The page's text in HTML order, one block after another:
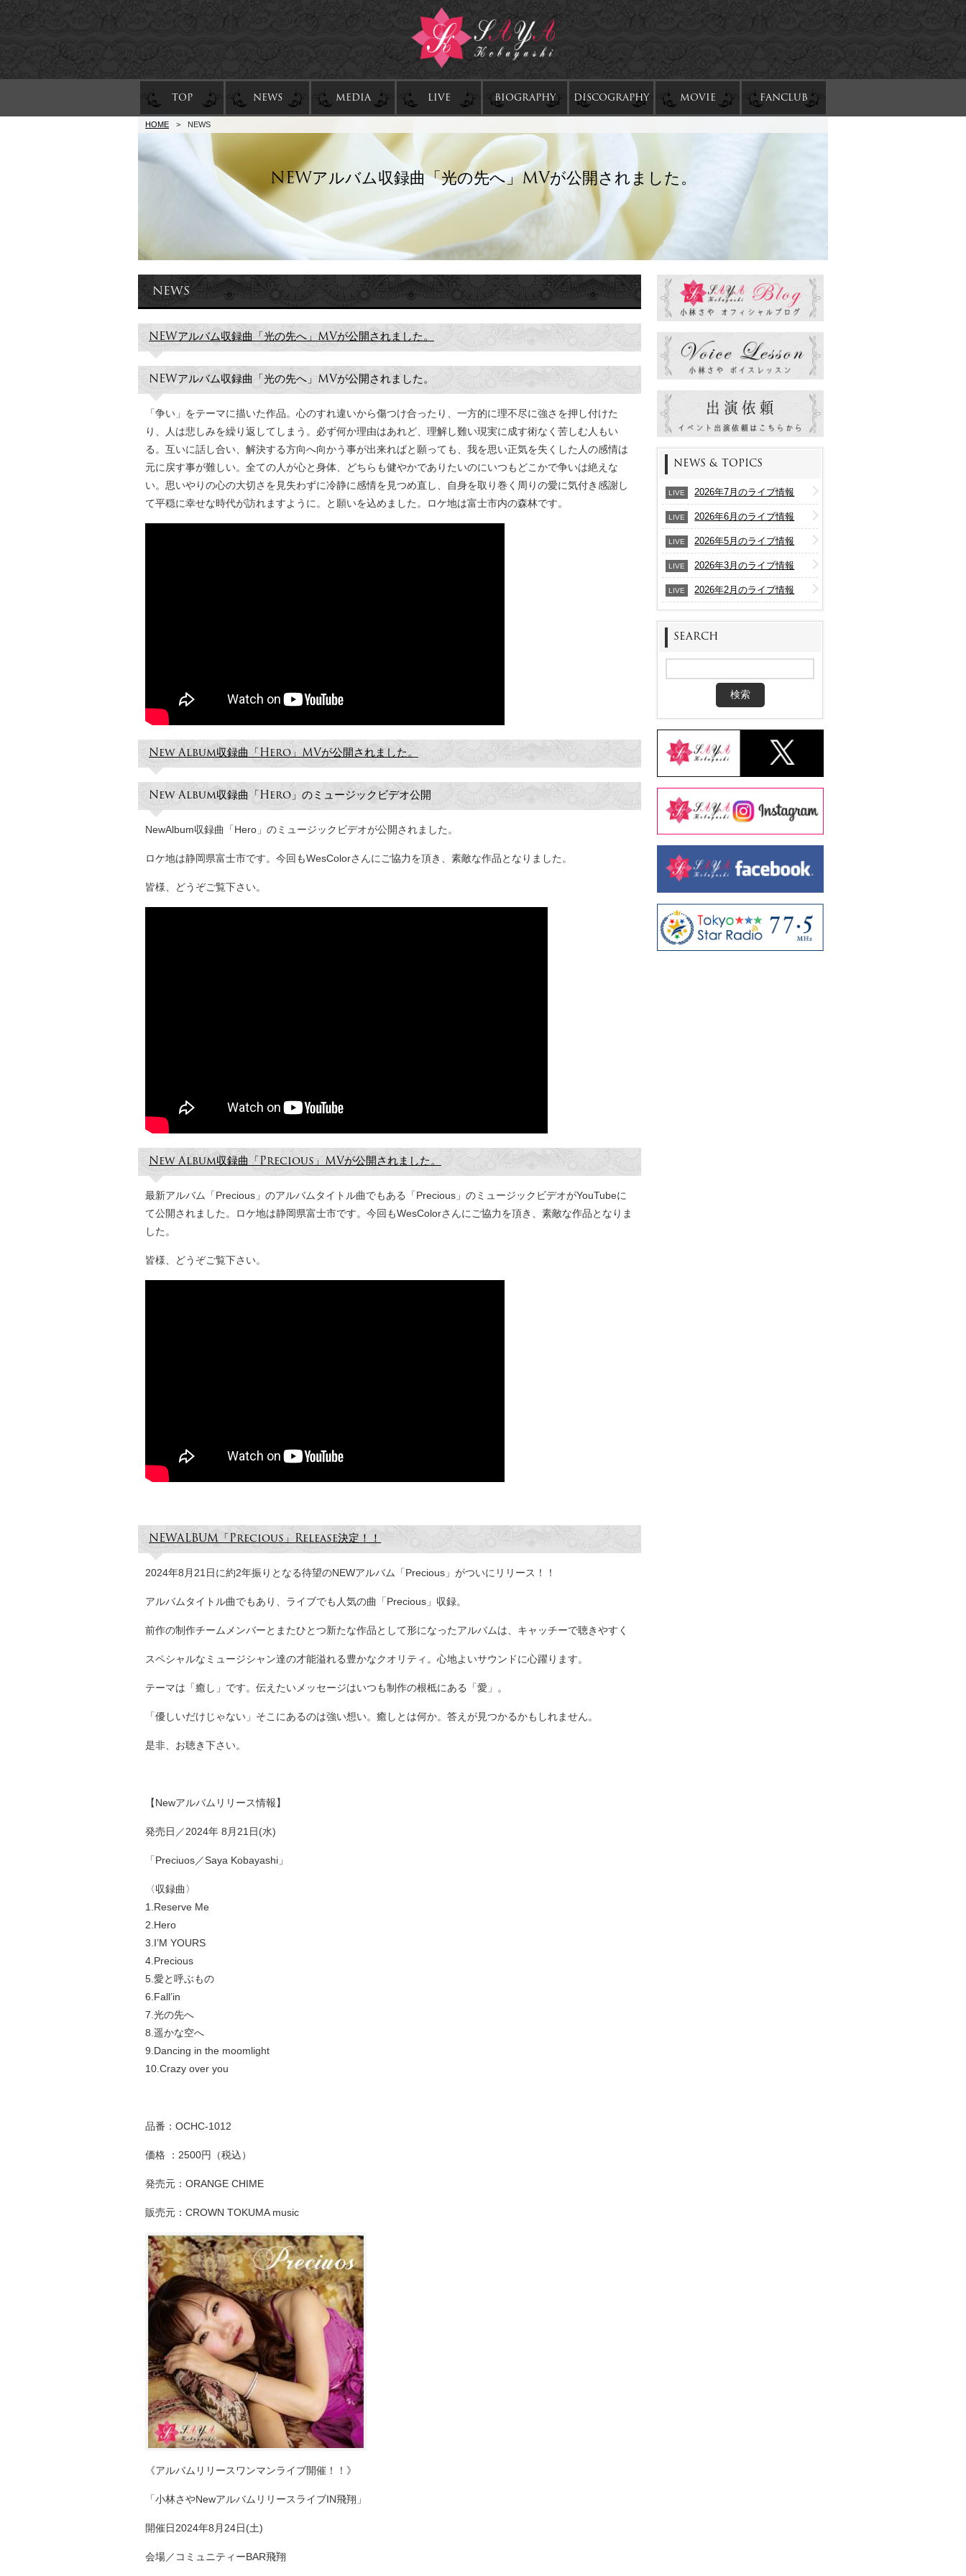
TOP NEWS MEDIA LIVE BIOGRAPHY DISCOGRAPHY MOVIE FANCLUB
HOME > NEWS
NEWアルバム収録曲「光の先へ」MVが公開されました。
NEWS
NEWアルバム収録曲「光の先へ」MVが公開されました。
NEWアルバム収録曲「光の先へ」MVが公開されました。
「争い」をテーマに描いた作品。心のすれ違いから傷つけ合ったり、一方的に理不尽に強さを押し付けた
り、人は悲しみを繰り返してしまう。必ず何か理由はあれど、理解し難い現実に成す術なく苦しむ人もい
る。互いに話し合い、解決する方向へ向かう事が出来ればと願っても、我を思い正気を失くした人の感情は
元に戻す事が難しい。全ての人が心と身体、どちらも健やかでありたいのにいつもどこかで争いは絶えな
い。思いやりの心の大切さを見失わずに冷静に感情を見つめ直し、自身を取り巻く周りの愛に気付き感謝し
て平穏に幸せな時代が訪れますように。と願いを込めました。ロケ地は富士市内の森林です。
New Album収録曲「Hero」MVが公開されました。
New Album収録曲「Hero」のミュージックビデオ公開
NewAlbum収録曲「Hero」のミュージックビデオが公開されました。
ロケ地は静岡県富士市です。今回もWesColorさんにご協力を頂き、素敵な作品となりました。
皆様、どうぞご覧下さい。
New Album収録曲「Precious」MVが公開されました。
最新アルバム「Precious」のアルバムタイトル曲でもある「Precious」のミュージックビデオがYouTubeに
て公開されました。ロケ地は静岡県富士市です。今回もWesColorさんにご協力を頂き、素敵な作品となりま
した。
皆様、どうぞご覧下さい。
NEWALBUM「Precious」Release決定！！
2024年8月21日に約2年振りとなる待望のNEWアルバム「Precious」がついにリリース！！
アルバムタイトル曲でもあり、ライブでも人気の曲「Precious」収録。
前作の制作チームメンバーとまたひとつ新たな作品として形になったアルバムは、キャッチーで聴きやすく
スペシャルなミュージシャン達の才能溢れる豊かなクオリティ。心地よいサウンドに心躍ります。
テーマは「癒し」です。伝えたいメッセージはいつも制作の根柢にある「愛」。
「優しいだけじゃない」そこにあるのは強い想い。癒しとは何か。答えが見つかるかもしれません。
是非、お聴き下さい。
【Newアルバムリリース情報】
発売日／2024年 8月21日(水)
「Preciuos／Saya Kobayashi」
〈収録曲〉
1.Reserve Me
2.Hero
3.I’M YOURS
4.Precious
5.愛と呼ぶもの
6.Fall’in
7.光の先へ
8.遥かな空へ
9.Dancing in the moomlight
10.Crazy over you
品番：OCHC-1012
価格 ：2500円（税込）
発売元：ORANGE CHIME
販売元：CROWN TOKUMA music
《アルバムリリースワンマンライブ開催！！》
「小林さやNewアルバムリリースライブIN飛翔」
開催日2024年8月24日(土)
会場／コミュニティーBAR飛翔
NEWS & TOPICS
LIVE 2026年7月のライブ情報
LIVE 2026年6月のライブ情報
LIVE 2026年5月のライブ情報
LIVE 2026年3月のライブ情報
LIVE 2026年2月のライブ情報
SEARCH